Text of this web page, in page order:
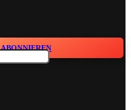
ABONNIEREN